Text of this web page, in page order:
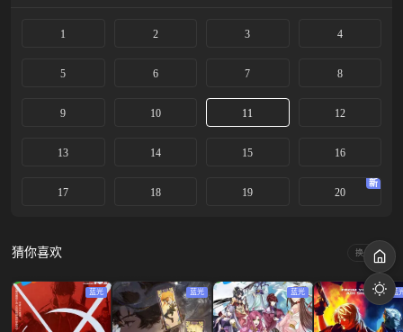
1 2 3 4
5 6 7 8
9 10 11 12
13 14 15 16
17 18 19 20
新
猜你喜欢 换一换
蓝光 蓝光 蓝光 蓝